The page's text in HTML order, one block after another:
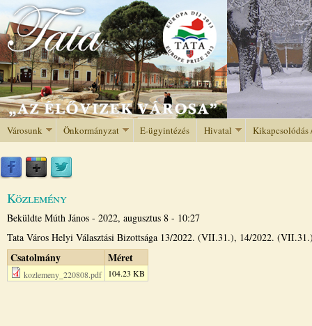
Jump to navigation
Városunk Önkormányzat E-ügyintézés Hivatal Kikapcsolódás
Közlemény
Beküldte Múth János - 2022, augusztus 8 - 10:27
Tata Város Helyi Választási Bizottsága 13/2022. (VII.31.), 14/2022.
Csatolmány Méret
kozlemeny_220808.pdf 104.23 KB